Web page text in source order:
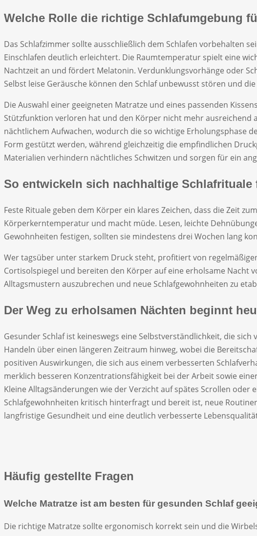
Welche Rolle die richtige Schlafumgebung
Das Schlafzimmer sollte ausschließlich dem Schlafen vorbehalten
Einschlafen deutlich erleichtert. Die Raumtemperatur spielt eine
Nachtzeit an und fördert Melatonin. Verdunklungsvorhänge oder
Selbst leise Geräusche können den Schlaf unbewusst stören und
Die Auswahl einer geeigneten Matratze und eines passenden
Stützfunktion verloren hat und den Körper nicht mehr ausreichend
nächtlichem Aufwachen, wodurch die so wichtige Erholungsphase
Form gestützt werden, während gleichzeitig die empfindlichen
Materialien verhindern nächtliches Schwitzen und sorgen für ein
So entwickeln sich nachhaltige Schlafrituale
Feste Rituale geben dem Körper ein klares Zeichen, dass die Zeit
Körperkerntemperatur und macht müde. Lesen, leichte
Gewohnheiten festigen, sollten sie mindestens drei Wochen lang
Wer tagsüber unter starkem Druck steht, profitiert von
Cortisolspiegel und bereiten den Körper auf eine erholsame Nacht
Alltagsmustern auszubrechen und neue Schlafgewohnheiten zu
Der Weg zu erholsamen Nächten beginnt
Gesunder Schlaf ist keineswegs eine Selbstverständlichkeit, die
Handeln über einen längeren Zeitraum hinweg, wobei die
positiven Auswirkungen, die sich aus einem verbesserten
merklich besseren Konzentrationsfähigkeit bei der Arbeit sowie
Kleine Alltagsänderungen wie der Verzicht auf spätes Scrollen
Schlafgewohnheiten kritisch hinterfragt und bereit ist, neue
langfristige Gesundheit und eine deutlich verbesserte
Häufig gestellte Fragen
Welche Matratze ist am besten für gesunden Schlaf
Die richtige Matratze sollte ergonomisch korrekt sein und die